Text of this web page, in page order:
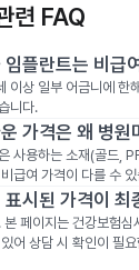
련 FAQ
임플란트는 비급
이상 일부 어금니에 한
니다.
가격은 왜 병원
사용하는 소재(골드,
급여 가격이 다를 수
표시된 가격이 최
본 페이지는 건강보험
어 상담 시 확인이 필